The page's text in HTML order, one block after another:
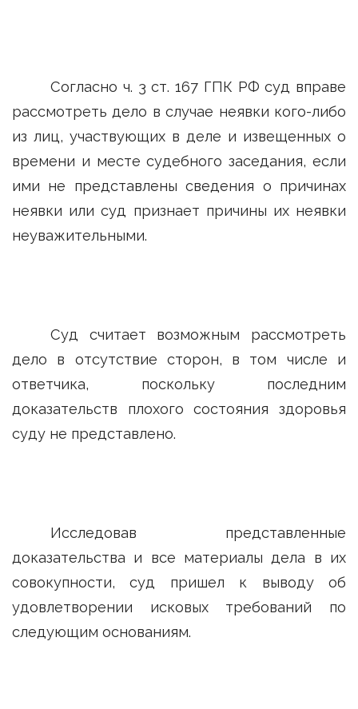
Согласно ч. 3 ст. 167 ГПК РФ суд вправе
рассмотреть дело в случае неявки кого-либо
из лиц, участвующих в деле и извещенных о
времени и месте судебного заседания, если
ими не представлены сведения о причинах
неявки или суд признает причины их неявки
неуважительными.
Суд считает возможным рассмотреть
дело в отсутствие сторон, в том числе и
ответчика, поскольку последним
доказательств плохого состояния здоровья
суду не представлено.
Исследовав представленные
доказательства и все материалы дела в их
совокупности, суд пришел к выводу об
удовлетворении исковых требований по
следующим основаниям.